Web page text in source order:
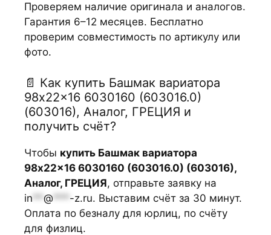
Проверяем наличие оригинала и аналогов.
Гарантия 6–12 месяцев. Бесплатно
проверим совместимость по артикулу или
фото.
📄 Как купить Башмак вариатора
98x22x16 6030160 (603016.0)
(603016), Аналог, ГРЕЦИЯ и
получить счёт?
Чтобы купить Башмак вариатора
98x22x16 6030160 (603016.0) (603016),
Аналог, ГРЕЦИЯ, отправьте заявку на
in ** @ *** -z.ru. Выставим счёт за 30 минут.
Оплата по безналу для юрлиц, по счёту
для физлиц.